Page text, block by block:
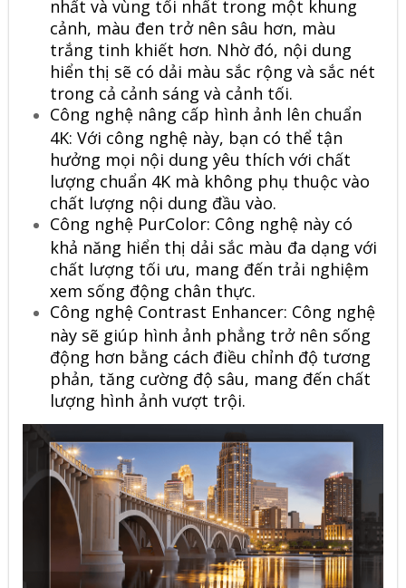
nhất và vùng tối nhất trong một khung
cảnh, màu đen trở nên sâu hơn, màu
trắng tinh khiết hơn. Nhờ đó, nội dung
hiển thị sẽ có dải màu sắc rộng và sắc nét
trong cả cảnh sáng và cảnh tối.
Công nghệ nâng cấp hình ảnh lên chuẩn
4K: Với công nghệ này, bạn có thể tận
hưởng mọi nội dung yêu thích với chất
lượng chuẩn 4K mà không phụ thuộc vào
chất lượng nội dung đầu vào.
Công nghệ PurColor: Công nghệ này có
khả năng hiển thị dải sắc màu đa dạng với
chất lượng tối ưu, mang đến trải nghiệm
xem sống động chân thực.
Công nghệ Contrast Enhancer: Công nghệ
này sẽ giúp hình ảnh phẳng trở nên sống
động hơn bằng cách điều chỉnh độ tương
phản, tăng cường độ sâu, mang đến chất
lượng hình ảnh vượt trội.